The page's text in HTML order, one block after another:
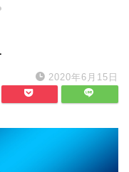
2020年6月15日